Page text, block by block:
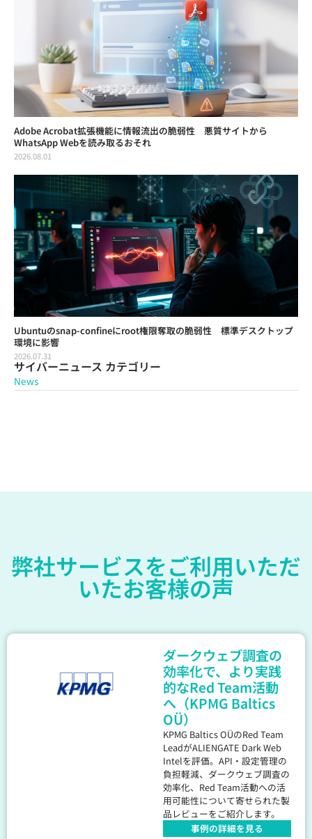
Adobe Acrobat拡張機能に情報流出の脆弱性 悪質サイトから
WhatsApp Webを読み取るおそれ
2026.08.01
Ubuntuのsnap-confineにroot権限奪取の脆弱性 標準デスクトップ
環境に影響
2026.07.31
サイバーニュース カテゴリー
News
弊社サービスをご利用いただ
いたお客様の声
ダークウェブ調査の
効率化で、より実践
的なRed Team活動
へ（KPMG Baltics
OÜ）
KPMG Baltics OÜのRed Team
LeadがALIENGATE Dark Web
Intelを評価。API・設定管理の
負担軽減、ダークウェブ調査の
効率化、Red Team活動への活
用可能性について寄せられた製
品レビューをご紹介します。
事例の詳細を見る